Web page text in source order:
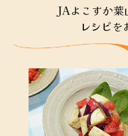
2025年8月21日
ＪＡネットバンク利用規定
すかなごっそ改装工事のお
2025年8月14日
第３１回通常総代会資料
JAよこすか葉
レシピを